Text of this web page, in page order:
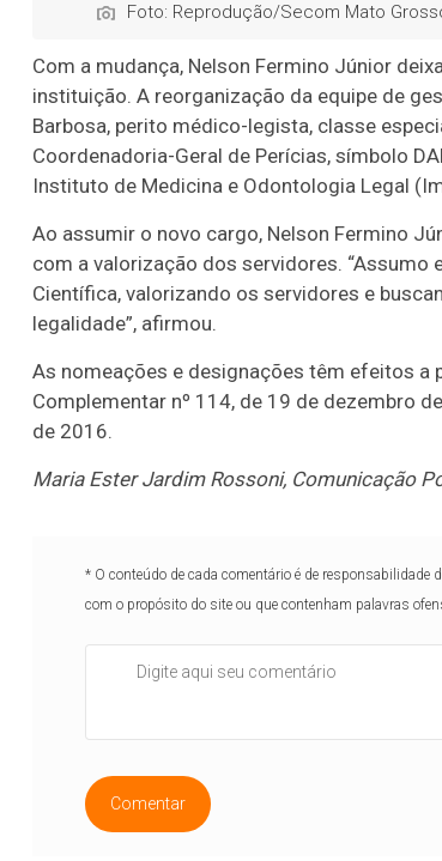
Foto: Reprodução/Secom Mato
Com a mudança, Nelson Fermino Júnior
instituição. A reorganização da equipe de
Barbosa, perito médico-legista, classe
Coordenadoria-Geral de Perícias, símbolo
Instituto de Medicina e Odontologia Legal
Ao assumir o novo cargo, Nelson Fermino
com a valorização dos servidores.
Científica, valorizando os servidores e
legalidade”, afirmou.
As nomeações e designações têm efeitos a
Complementar nº 114, de 19 de dezembro
de 2016.
Maria Ester Jardim Rossoni, Comunicação
* O conteúdo de cada comentário é de responsabilidade
com o propósito do site ou que contenham palavras
Comentar